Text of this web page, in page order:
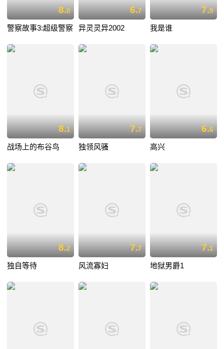
8.0
警察故事3:超级警察
6.7
异灵灵异2002
7.9
我是谁
8.1
战场上的布谷鸟
7.7
独领风骚
6.6
高兴
8.2
独自等待
7.7
风流寡妇
7.1
地狱男爵1